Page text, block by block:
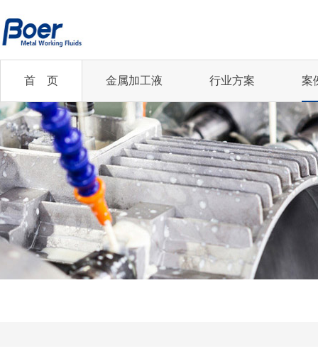
首 页 金属加工液 行业方案 案
半合成切削液
乳化切削液
全合成切削液
微乳化切削液
切削油
齿轮磨削油
冲压油
更多...
您的行业
精冲丨汽车及零部件...
凸轮轴丨机械加工行业
齿轮制造丨机械加工...
航空航天行业
更多...
精冲丨汽车及零部件...
半合成切削液
全合成切削液
冲压油
微乳化切削液
乳化切削液
低油雾切削油
轧制油
更多...
企业新闻
行业资讯
2021年中国铜加...